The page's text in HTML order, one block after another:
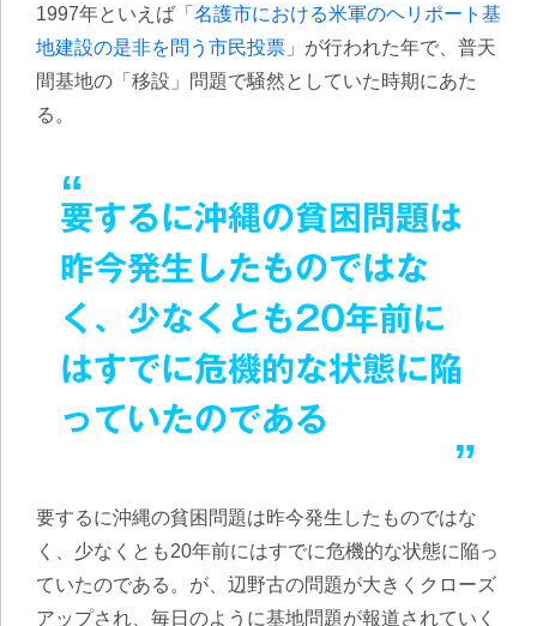
1997年といえば「 名護市における米軍のヘリポート基
地建設の是非を問う市民投票 」が行われた年で、普天
間基地の「移設」問題で騒然としていた時期にあた
る。
要するに沖縄の貧困問題は
昨今発生したものではな
く、少なくとも20年前に
はすでに危機的な状態に陥
っていたのである
要するに沖縄の貧困問題は昨今発生したものではな
く、少なくとも20年前にはすでに危機的な状態に陥っ
ていたのである。が、辺野古の問題が大きくクローズ
アップされ、毎日のように基地問題が報道されていく